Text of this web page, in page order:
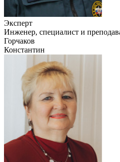
Эксперт
Инженер, специалист и
Горчаков
Константин